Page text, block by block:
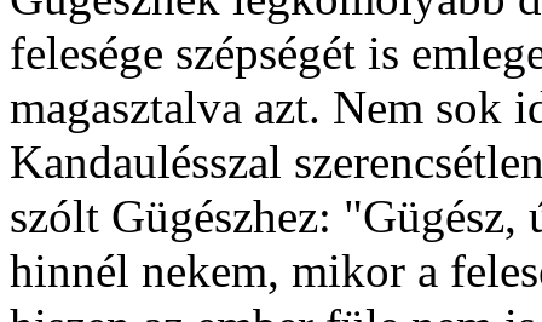
felesége szépségét is
magasztalva azt. Nem sok
Kandaulésszal
szólt Gügészhez: "Gügész,
hinnél nekem, mikor a